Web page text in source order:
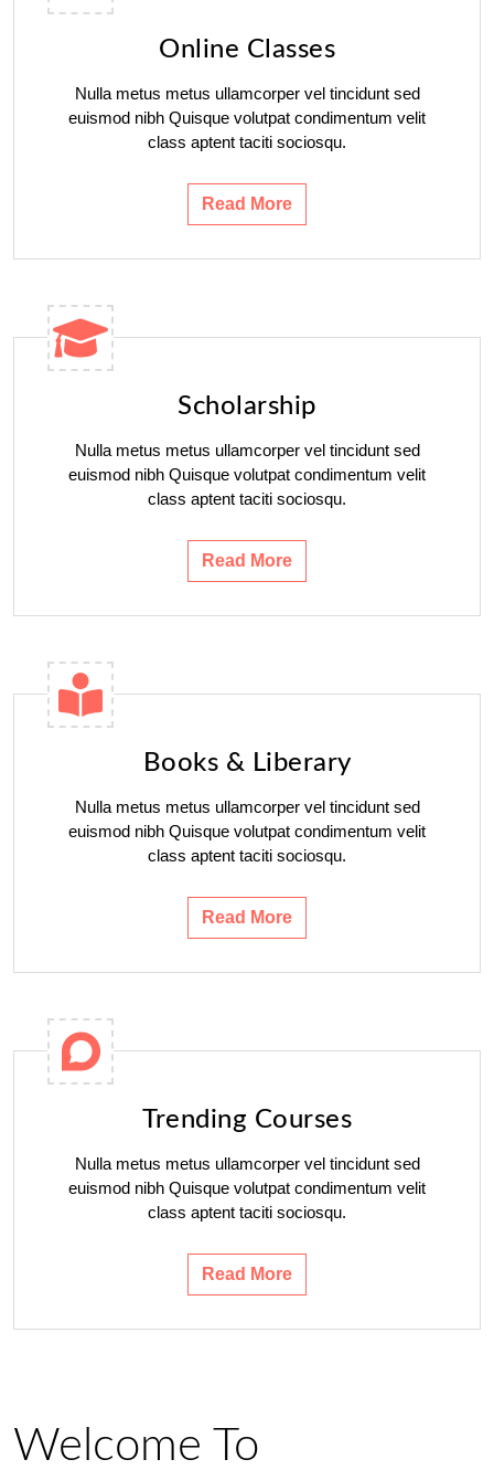
Online Classes
Nulla metus metus ullamcorper vel tincidunt sed
euismod nibh Quisque volutpat condimentum velit
class aptent taciti sociosqu.
Read More
Scholarship
Nulla metus metus ullamcorper vel tincidunt sed
euismod nibh Quisque volutpat condimentum velit
class aptent taciti sociosqu.
Read More
Books & Liberary
Nulla metus metus ullamcorper vel tincidunt sed
euismod nibh Quisque volutpat condimentum velit
class aptent taciti sociosqu.
Read More
Trending Courses
Nulla metus metus ullamcorper vel tincidunt sed
euismod nibh Quisque volutpat condimentum velit
class aptent taciti sociosqu.
Read More
Welcome To